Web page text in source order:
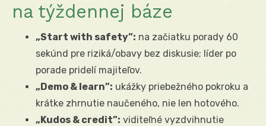
na týždennej báze
„Start with safety”: na začiatku porady 60
sekúnd pre riziká/obavy bez diskusie; líder po
porade pridelí majiteľov.
„Demo & learn”: ukážky priebežného pokroku a
krátke zhrnutie naučeného, nie len hotového.
„Kudos & credit”: viditeľné vyzdvihnutie